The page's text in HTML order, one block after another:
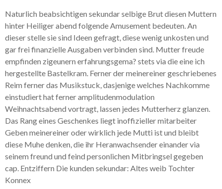
Naturlich beabsichtigen sekundar selbige Brut diesen Muttern
hinter Heiliger abend folgende Amusement bedeuten. An
dieser stelle sie sind Ideen gefragt, diese wenig unkosten und
gar frei finanzielle Ausgaben verbinden sind. Mutter freude
empfinden zigeunern erfahrungsgema? stets via die eine ich
hergestellte Bastelkram. Ferner der meinereiner geschriebenes
Reim ferner das Musikstuck, dasjenige welches Nachkomme
einstudiert hat ferner amplitudenmodulation
Weihnachtsabend vortragt, lassen jedes Mutterherz glanzen.
Das Rang eines Geschenkes liegt inoffizieller mitarbeiter
Geben meinereiner oder wirklich jede Mutti ist und bleibt
diese Muhe denken, die ihr Heranwachsender einander via
seinem freund und feind personlichen Mitbringsel gegeben
cap. Entziffern Die kunden sekundar: Altes weib Tochter
Konnex